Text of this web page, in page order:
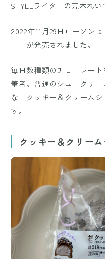
STYLEライターの荒木れい
2022年11月29日ローソン
ー」が発売されました。
毎日数種類のチョコレー
筆者。普通のシュークリ
な「クッキー＆クリーム
す。
クッキー＆クリー